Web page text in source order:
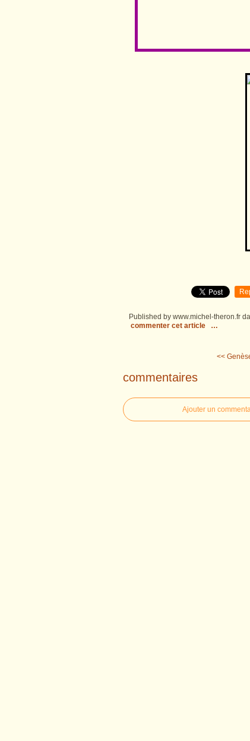
Published by www.michel-theron.fr
commenter cet article
…
<<
commentaires
Ajouter un